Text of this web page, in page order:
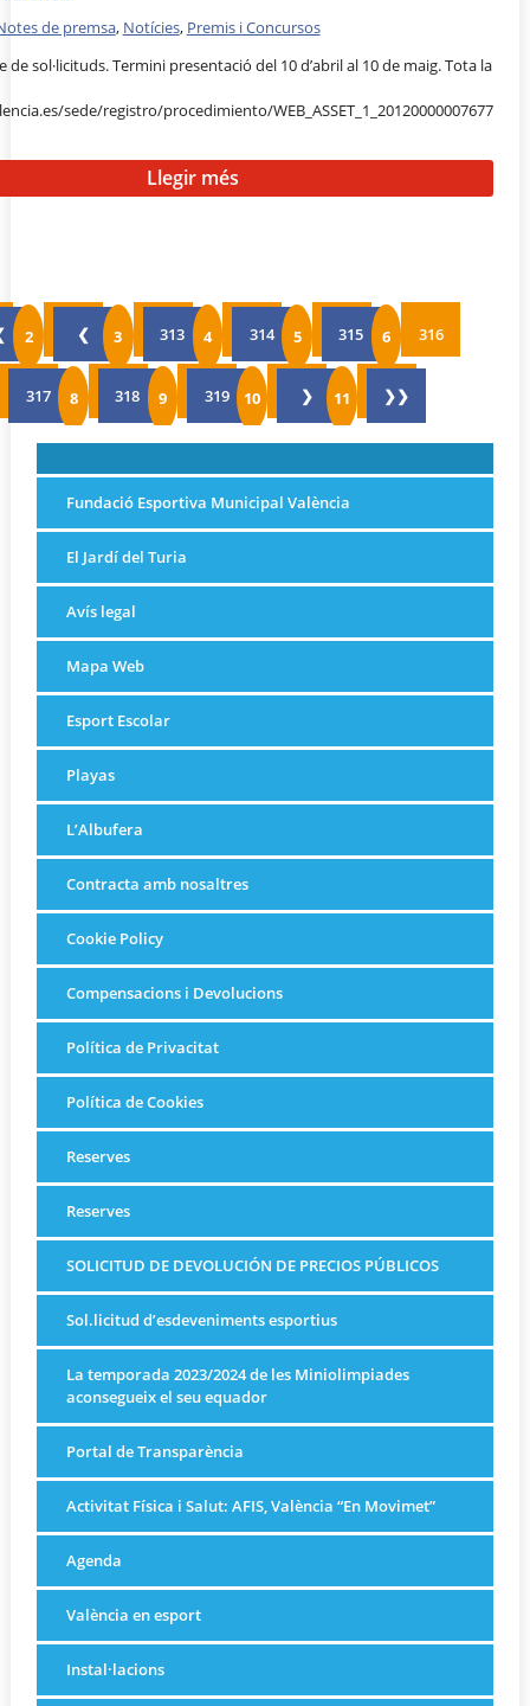
de premsa, Notícies, Premis i Concursos
sol·licituds. Termini presentació del 10 d’abril al 10 de maig. Tota la
sede/registro/procedimiento/WEB_ASSET_1_20120000007677
Llegir més
❮ 313 314 315 316
317 318 319 ❯ ❯❯
Fundació Esportiva Municipal València
El Jardí del Turia
Avís legal
Mapa Web
Esport Escolar
Playas
L’Albufera
Contracta amb nosaltres
Cookie Policy
Compensacions i Devolucions
Política de Privacitat
Política de Cookies
Reserves
Reserves
SOLICITUD DE DEVOLUCIÓN DE PRECIOS PÚBLICOS
Sol.licitud d’esdeveniments esportius
La temporada 2023/2024 de les Miniolimpiades
aconsegueix el seu equador
Portal de Transparència
Activitat Física i Salut: AFIS, València “En Movimet”
Agenda
València en esport
Instal·lacions